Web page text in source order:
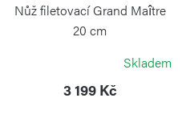
Nůž filetovací Grand Maître
20 cm
Skladem
3 199 Kč